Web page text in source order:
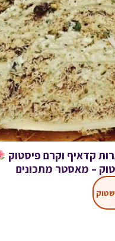
קדאיף וקרם פיסטוק
– מאסטר מתכונים